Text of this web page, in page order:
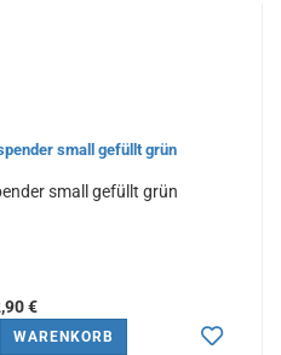
small gefüllt grün
€
WARENKORB